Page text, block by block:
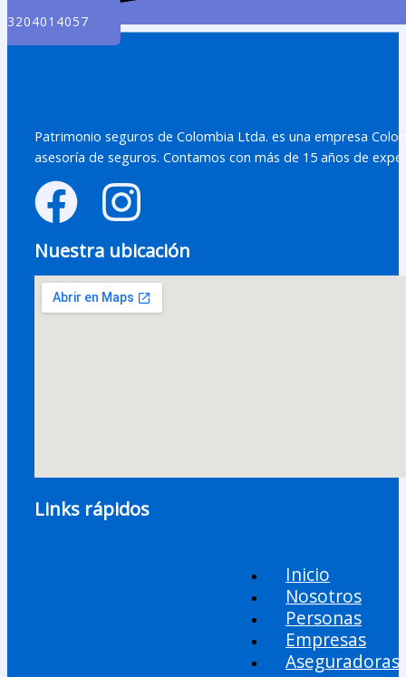
3204014057
Patrimonio seguros de Colombia Ltda. es una empresa
asesoría de seguros. Contamos con más de 15 años de
Nuestra ubicación
Links rápidos
Inicio
Nosotros
Personas
Empresas
Aseguradoras